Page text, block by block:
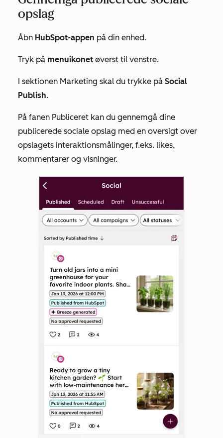
opslag
Åbn HubSpot-appen på din enhed.
Tryk på menuikonet øverst til venstre.
I sektionen Marketing skal du trykke på Social
Publish.
På fanen Publiceret kan du gennemgå dine
publicerede sociale opslag med en oversigt over
opslagets interaktionsmålinger, f.eks. likes,
kommentarer og visninger.